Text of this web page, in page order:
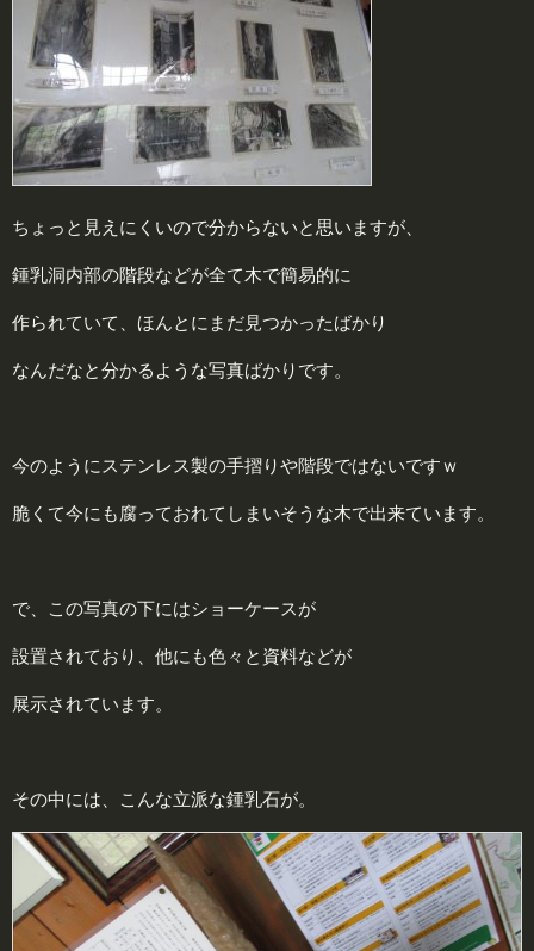
ちょっと見えにくいので分からないと思いますが、
鍾乳洞内部の階段などが全て木で簡易的に
作られていて、ほんとにまだ見つかったばかり
なんだなと分かるような写真ばかりです。
今のようにステンレス製の手摺りや階段ではないですｗ
脆くて今にも腐っておれてしまいそうな木で出来ています。
で、この写真の下にはショーケースが
設置されており、他にも色々と資料などが
展示されています。
その中には、こんな立派な鍾乳石が。